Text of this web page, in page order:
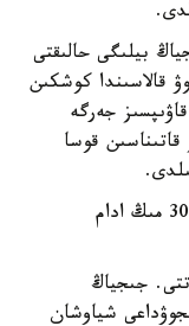
بيلىگى حالىقتى
قالاسىندا كوشكىن
390 مىڭ ادام قاۋىپسىز جەرگە
قاتىناسىن قوسا
شاڭحايدا دا قاۋىپتى ايماقتاردان شامامەن 30 مىڭ ادام
جىجياڭ
شياوشان